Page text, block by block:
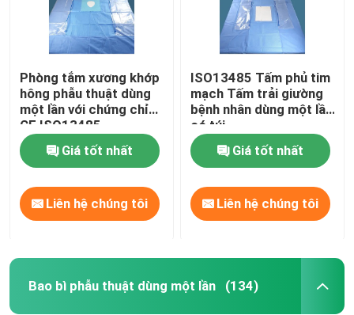
Thiết bị bảo vệ y tế
Phòng tắm xương khớp
hông phẫu thuật dùng
một lần với chứng chỉ
CE ISO13485
Giá tốt nhất
Liên hệ chúng tôi
ISO13485 Tấm phủ tim
mạch Tấm trải giường
bệnh nhân dùng một lần
có túi
Giá tốt nhất
Liên hệ chúng tôi
Bao bì phẫu thuật dùng một lần (134)